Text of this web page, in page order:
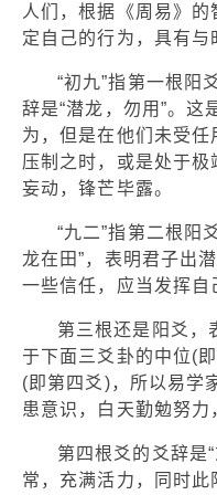
人们，根据《周易》
定自己的行为，具有与
“初九”指第一根阳
辞是“潜龙，勿用”。这
为，但是在他们未受任
压制之时，或是处于
妄动，锋芒毕露。
“九二”指第二根阳
龙在田”，表明君子出
一些信任，应当发挥自
第三根还是阳爻，
于下面三爻卦的中位(
(即第四爻)，所以易学
患意识，白天勤勉努力
第四根爻的爻辞是
常，充满活力，同时此